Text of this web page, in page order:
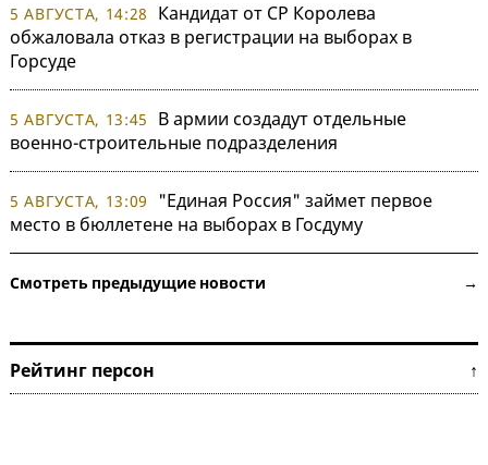
5 АВГУСТА, 14:28
Кандидат от СР Королева
обжаловала отказ в регистрации на выборах в
Горсуде
5 АВГУСТА, 13:45
В армии создадут отдельные
военно-строительные подразделения
5 АВГУСТА, 13:09
"Единая Россия" займет первое
место в бюллетене на выборах в Госдуму
Смотреть предыдущие новости →
Рейтинг персон ↑